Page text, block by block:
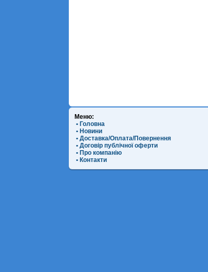
Меню:
• Головна
• Новини
• Доставка/Оплата/Повернення
• Договір публічної оферти
• Про компанію
• Контакти